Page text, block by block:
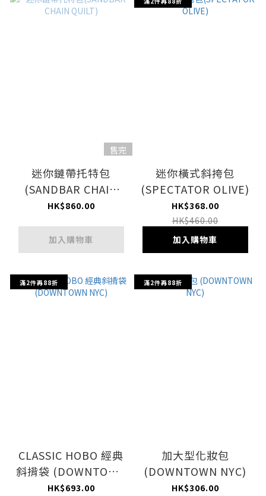
售完
迷你鏈帶托特包
(SANDBAR CHAIN
QUILT)
HK$860.00
加入購物車
迷你橫式斜挎包
(SPECTATOR OLIVE)
HK$368.00
HK$460.00
加入購物車
滿2件再88折
CLASSIC HOBO 經典
斜揹袋 (DOWNTOWN
NYC)
HK$693.00
滿2件再88折
加大型化妝包
(DOWNTOWN NYC)
HK$306.00